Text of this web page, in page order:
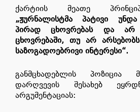
ქარტიის მეათე
„ჟურნალისტმა პატივი
პირად ცხოვრებას და არ
ცხოვრებაში, თუ არ
საზოგადოებრივი ინტერესი“.
განმცხადებლის პოზიცია
დარღვევის შესახებ
არგუმენტაციას: